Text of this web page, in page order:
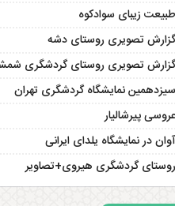
طبیعت زیبای سوادکوه
گزارش تصویری روستای دشه
گزارش تصویری روستای گردشگری
سیزدهمین نمایشگاه گردشگری تهران
عروسی پیرشالیار
آوان در نمایشگاه یلدای ایرانی
روستای گردشگری هیروی+تصاویر